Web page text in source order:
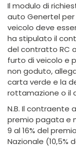
Il modulo di
auto Genertel
veicolo deve
ha stipulato il
del contratto RC
furto di veicolo e
non goduto,
carta verde e la
rottamazione o il
N.B. Il contraente
premio pagata e
9 al 16% del
Nazionale (10,5%